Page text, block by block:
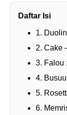
Daftar Isi
1.
2. Cake
3. Falou
4.
5.
6.